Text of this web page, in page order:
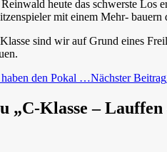
heute das schwerste Los
mit einem Mehr- bauern
sind wir auf Grund eines
den Pokal …Nächster Beitrag
„C-Klasse –